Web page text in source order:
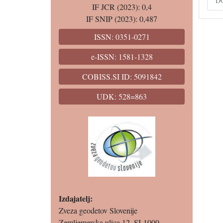
IF JCR (2023): 0,4
IF SNIP (2023): 0,487
ISSN: 0351-0271
e-ISSN: 1581-1328
COBISS.SI ID: 5091842
UDK: 528=863
Izdajatelj:
Zveza geodetov Slovenije